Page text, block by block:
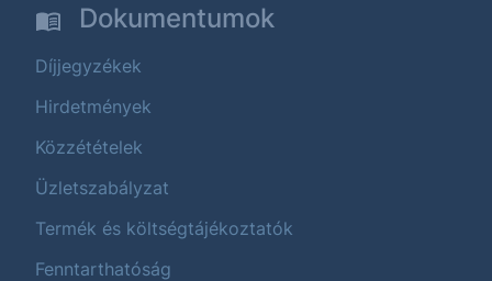
Dokumentumok
Díjjegyzékek
Hirdetmények
Közzétételek
Üzletszabályzat
Termék és költségtájékoztatók
Fenntarthatóság